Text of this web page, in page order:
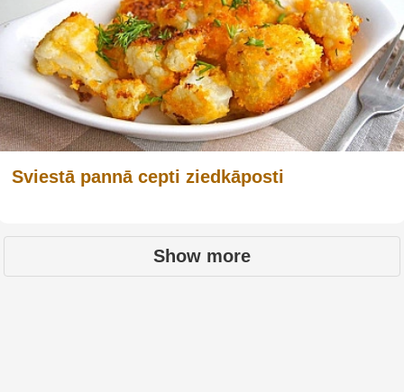
Sviestā pannā cepti ziedkāposti
Show more